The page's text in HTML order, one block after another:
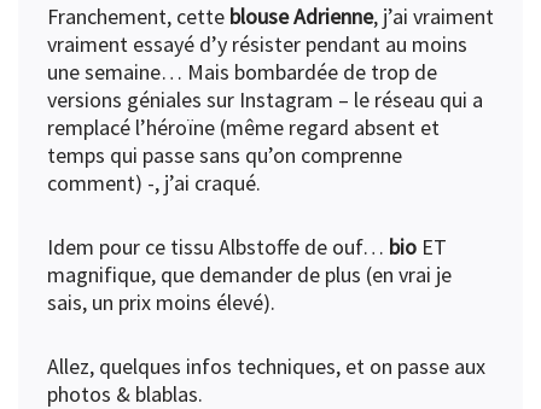
Franchement, cette blouse Adrienne, j’ai vraiment
vraiment essayé d’y résister pendant au moins
une semaine… Mais bombardée de trop de
versions géniales sur Instagram – le réseau qui a
remplacé l’héroïne (même regard absent et
temps qui passe sans qu’on comprenne
comment) -, j’ai craqué.
Idem pour ce tissu Albstoffe de ouf… bio ET
magnifique, que demander de plus (en vrai je
sais, un prix moins élevé).
Allez, quelques infos techniques, et on passe aux
photos & blablas.